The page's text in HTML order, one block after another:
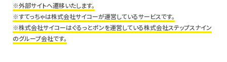
※外部サイトへ遷移いたします。
※すてっちゃは株式会社サイコーが運営しているサービスです。
※株式会社サイコーはぐるっとポンを運営している株式会社ステップスナイン
のグループ会社です。